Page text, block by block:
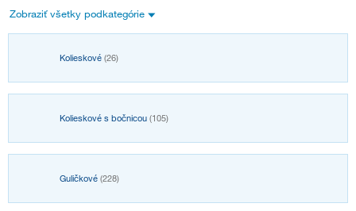
Zobraziť všetky podkategórie
Kolieskové (26)
Kolieskové s bočnicou (105)
Guličkové (228)